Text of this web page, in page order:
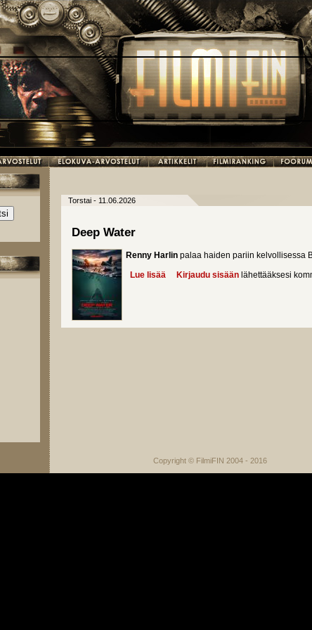
Torstai - 11.06.2026
Deep Water
Renny Harlin palaa haiden pariin kelvollisessa
Lue lisää about Deep Water
Kirjaudu sisään lähettääksesi
Copyright © FilmiFIN 2004 - 2016